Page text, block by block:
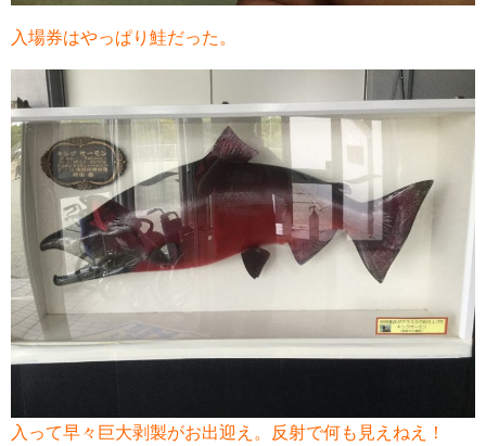
入場券はやっぱり鮭だった。
入って早々巨大剥製がお出迎え。反射で何も見えねえ！